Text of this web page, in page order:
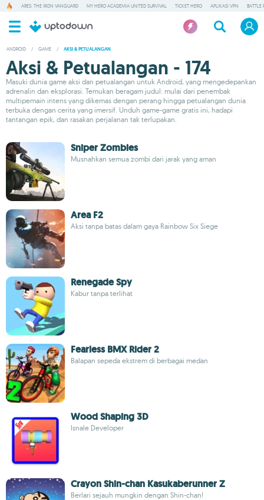
ARES: THE IRON VANGUARD MY HERO ACADEMIA UNITED SURVIVAL TICKET HERO APLIKASI VPN BATTLE
ANDROID / GAME / AKSI & PETUALANGAN
Aksi & Petualangan - 174
Masuki dunia game aksi dan petualangan untuk Android, yang mengedepankan
adrenalin dan eksplorasi. Temukan beragam judul: mulai dari penembak
multipemain intens yang dikemas dengan perang hingga petualangan dunia
terbuka dengan cerita yang imersif. Unduh game-game gratis ini, hadapi
tantangan epik, dan rasakan perjalanan tak terlupakan.
Sniper Zombies
Musnahkan semua zombi dari jarak yang aman
Area F2
Aksi tanpa batas dalam gaya Rainbow Six Siege
Renegade Spy
Kabur tanpa terlihat
Fearless BMX Rider 2
Balapan sepeda ekstrem di berbagai medan
Wood Shaping 3D
Isnale Developer
Crayon Shin-chan Kasukaberunner Z
Berlari sejauh mungkin dengan Shin-chan!